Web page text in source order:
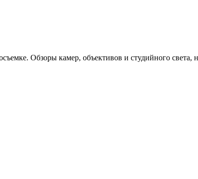
Обзоры камер, объективов и студийного